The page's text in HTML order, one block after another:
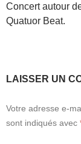
Concert autour
Quatuor Beat.
LAISSER UN
Votre adresse e-
sont indiqués avec